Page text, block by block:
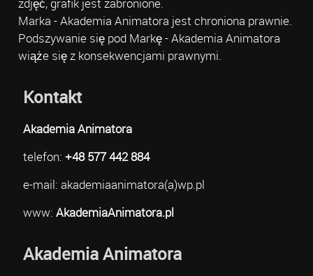
Marka - Akademia Animatora jest chroniona prawnie.
Podszywanie się pod Markę - Akademia Animatora
wiąże się z konsekwencjami prawnymi.
Kontakt
Akademia Animatora
telefon: +48 577 442 884
e-mail: akademiaanimatora(a)wp.pl
www: AkademiaAnimatora.pl
Akademia Animatora